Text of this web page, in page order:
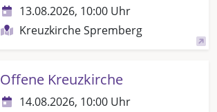
13.08.2026, 10:00 Uhr
Kreuzkirche Spremberg
Offene Kreuzkirche
14.08.2026, 10:00 Uhr